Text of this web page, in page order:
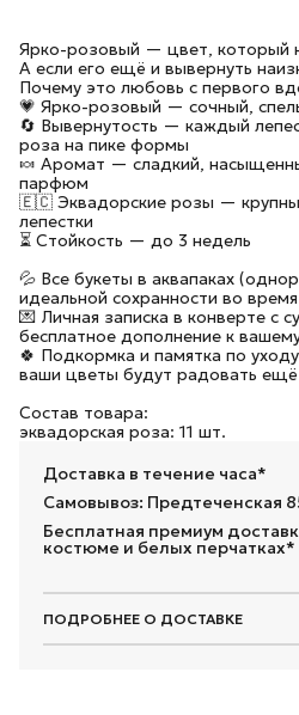
Ярко-розовый — цвет, который
А если его ещё и вывернуть
Почему это любовь с первого
💗 Ярко-розовый — сочный,
🔄 Вывернутость — каждый
роза на пике формы
🍬 Аромат — сладкий,
парфюм
🇪🇨 Эквадорские розы —
лепестки
⏳ Стойкость — до 3 недель
💦 Все букеты в аквапаках
идеальной сохранности во
💌 Личная записка в конверте с
бесплатное дополнение к
🍀 Подкормка и памятка по
ваши цветы будут радовать
Состав товара:
эквадорская роза: 11 шт.
Доставка в течение часа*
Самовывоз: Предтеченская
Бесплатная премиум
костюме и белых перчатках*
ПОДРОБНЕЕ О ДОСТАВКЕ